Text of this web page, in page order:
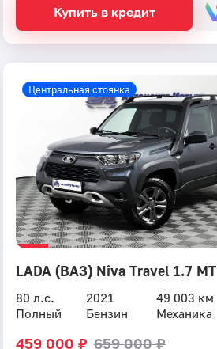
Купить в кредит
LADA (ВАЗ) Niva Travel 1.7 MT
80 л.с. 2021
49 003 км
Полный
Бензин Механика
459 000 ₽ 659 000 ₽
Центральная стоянка